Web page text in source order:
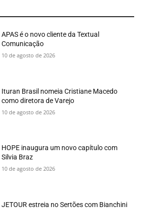
APAS é o novo cliente da Textual
Comunicação
10 de agosto de 2026
Ituran Brasil nomeia Cristiane Macedo
como diretora de Varejo
10 de agosto de 2026
HOPE inaugura um novo capítulo com
Silvia Braz
10 de agosto de 2026
JETOUR estreia no Sertões com Bianchini